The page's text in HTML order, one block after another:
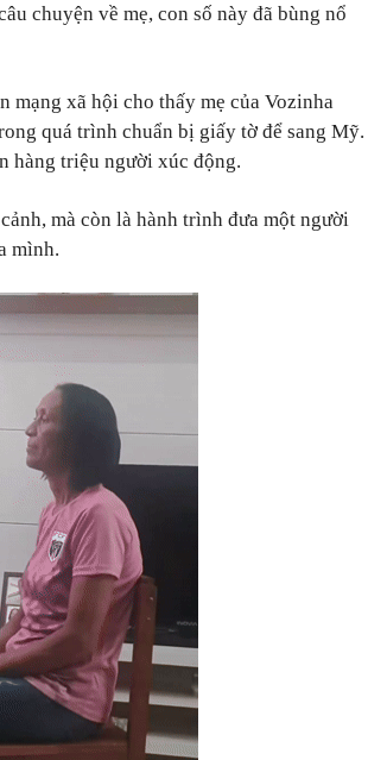
chuyện về mẹ, con số này đã bùng nổ
mạng xã hội cho thấy mẹ của Vozinha
quá trình chuẩn bị giấy tờ để sang Mỹ.
hàng triệu người xúc động.
mà còn là hành trình đưa một người
mình.